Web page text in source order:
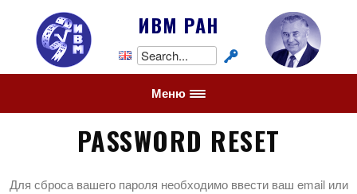
ИВМ РАН
Search
for:
Меню
PASSWORD RESET
Для сброса вашего пароля необходимо ввести ваш email или